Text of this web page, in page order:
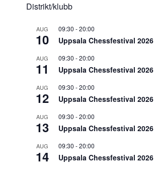
Distrikt/klubb
AUG
10
09:30 -20:00
Uppsala Chessfestival 2026
AUG
11
09:30 -20:00
Uppsala Chessfestival 2026
AUG
12
09:30 -20:00
Uppsala Chessfestival 2026
AUG
13
09:30 -20:00
Uppsala Chessfestival 2026
AUG
14
09:30 -20:00
Uppsala Chessfestival 2026